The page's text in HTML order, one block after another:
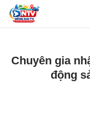
Chuyên gia
động